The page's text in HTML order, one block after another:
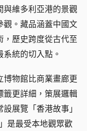
與維多利亞港的景觀
觀。藏品涵蓋中國文
，歷史跨度從古代至
統的切入點。
博物館比商業畫廊更
籤更詳細，策展邏輯
展覽「香港故事」
是最受本地觀眾歡